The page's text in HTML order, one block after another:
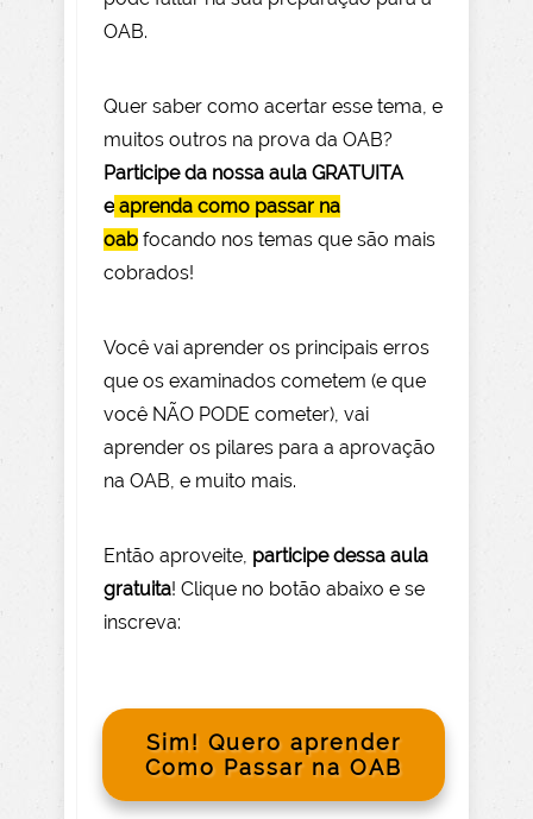
OAB.
Quer saber como acertar esse tema, e
muitos outros na prova da OAB?
Participe da nossa aula GRATUITA
e aprenda como passar na
oab focando nos temas que são mais
cobrados!
Você vai aprender os principais erros
que os examinados cometem (e que
você NÃO PODE cometer), vai
aprender os pilares para a aprovação
na OAB, e muito mais.
Então aproveite, participe dessa aula
gratuita! Clique no botão abaixo e se
inscreva:
Sim! Quero aprender
Como Passar na OAB